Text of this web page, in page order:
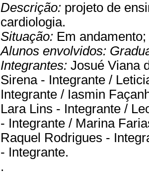
Descrição: projeto de
cardiologia.
Situação: Em andamento;
Alunos envolvidos:
Integrantes: Josué Viana
Sirena - Integrante /
Integrante / Iasmin
Lara Lins - Integrante /
- Integrante / Marina
Raquel Rodrigues -
- Integrante.
.